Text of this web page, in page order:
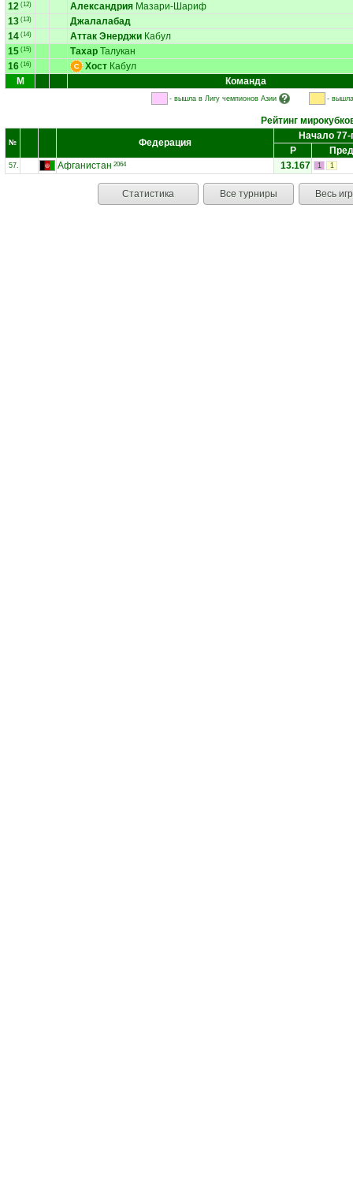
12 (12) Александрия Мазари-Шариф
13 (13)
Джалалабад
14 (14) Аттак Энерджи Кабул
15 (15) Тахар Талукан
16 (16) Хост Кабул
М
Команда
- вышла в Лигу чемпионов Азии - вышла
Рейтинг
№ Федерация
Начало 77-
Р
57. Афганистан 2064 13.167 1 1
Статистика Все турниры Весь